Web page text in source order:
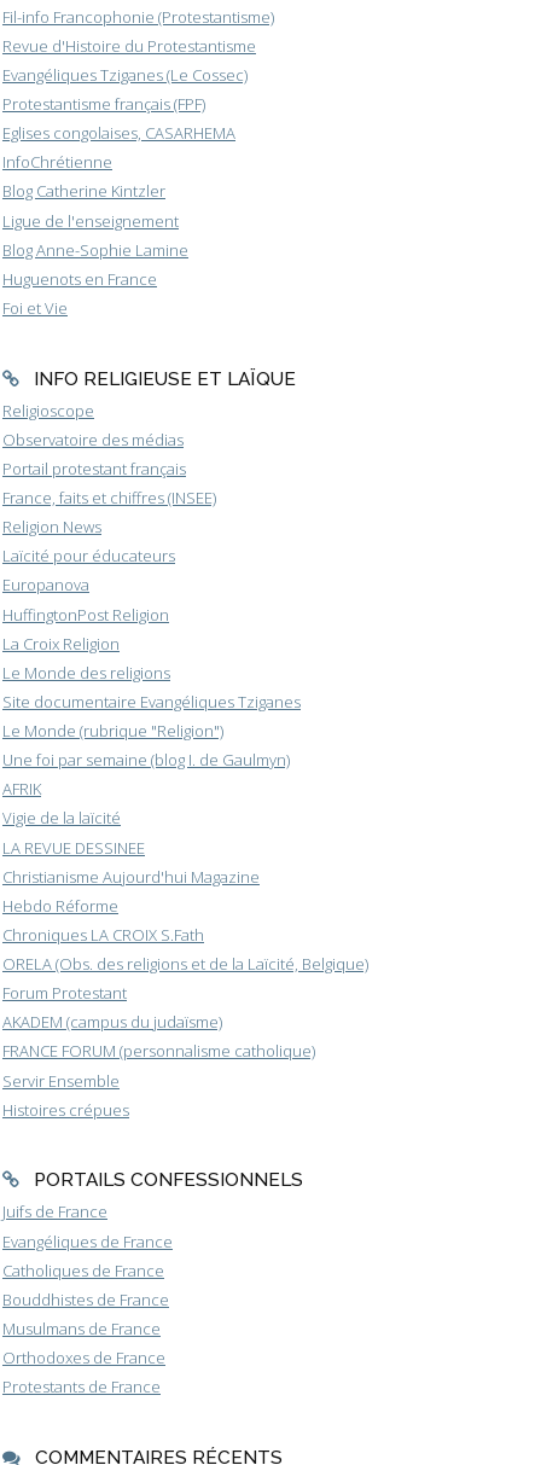
Fil-info Francophonie (Protestantisme)
Revue d'Histoire du Protestantisme
Evangéliques Tziganes (Le Cossec)
Protestantisme français (FPF)
Eglises congolaises, CASARHEMA
InfoChrétienne
Blog Catherine Kintzler
Ligue de l'enseignement
Blog Anne-Sophie Lamine
Huguenots en France
Foi et Vie
INFO RELIGIEUSE ET LAÏQUE
Religioscope
Observatoire des médias
Portail protestant français
France, faits et chiffres (INSEE)
Religion News
Laïcité pour éducateurs
Europanova
HuffingtonPost Religion
La Croix Religion
Le Monde des religions
Site documentaire Evangéliques Tziganes
Le Monde (rubrique "Religion")
Une foi par semaine (blog I. de Gaulmyn)
AFRIK
Vigie de la laïcité
LA REVUE DESSINEE
Christianisme Aujourd'hui Magazine
Hebdo Réforme
Chroniques LA CROIX S.Fath
ORELA (Obs. des religions et de la Laïcité, Belgique)
Forum Protestant
AKADEM (campus du judaïsme)
FRANCE FORUM (personnalisme catholique)
Servir Ensemble
Histoires crépues
PORTAILS CONFESSIONNELS
Juifs de France
Evangéliques de France
Catholiques de France
Bouddhistes de France
Musulmans de France
Orthodoxes de France
Protestants de France
COMMENTAIRES RÉCENTS